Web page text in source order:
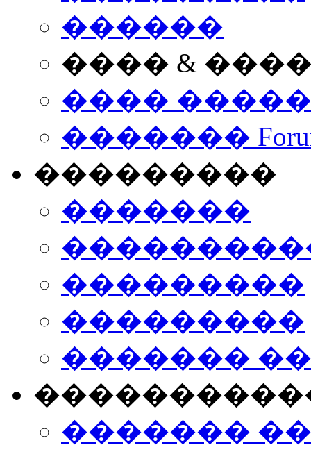
������
���� &
����
�������
���������
�������
���������
���������
�������
�������